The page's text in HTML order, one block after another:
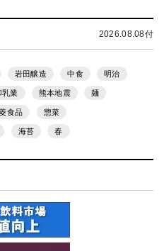
2026.08.08付
岩田醸造 中食 明治
乳業 熊本地震 麺
食品 惣菜
海苔 春